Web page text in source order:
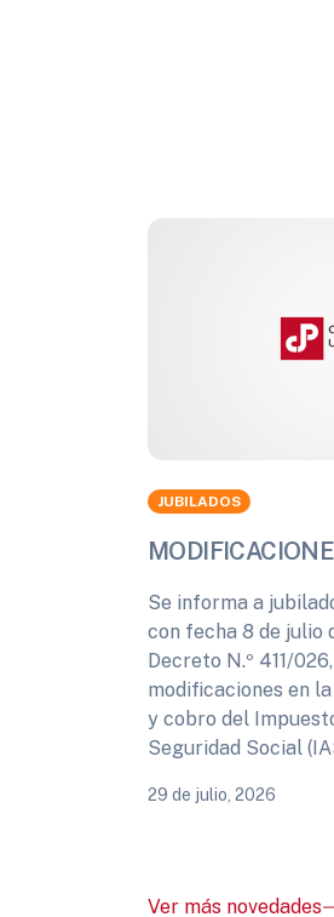
JUBILADOS
Se informa a
con fecha 8 de julio
Decreto N.º 411/
modificaciones en
y cobro del
Seguridad Social
29 de julio, 2026
Ver más novedades